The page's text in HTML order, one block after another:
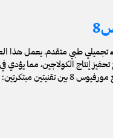
هو إجراء تجميلي طبي متقدم. يعمل هذا
إنتاج الكولاجين، مما يؤدي في
للوجه والجسم. يجمع مورفيوس 8